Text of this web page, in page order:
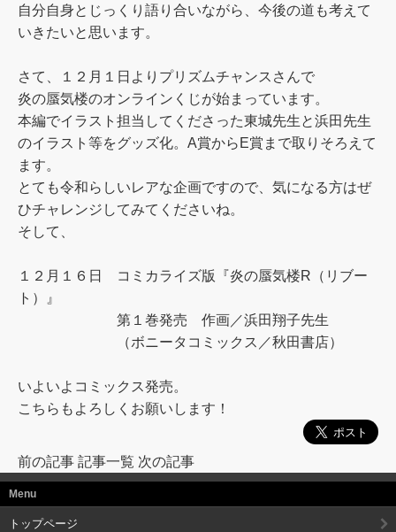
自分自身とじっくり語り合いながら、今後の道も考えて
いきたいと思います。
さて、１２月１日より プリズムチャンス さんで
炎の蜃気楼のオンラインくじが始まっています。
本編でイラスト担当してくださった東城先生と浜田先生
のイラスト等をグッズ化。A賞からE賞まで取りそろえて
ます。
とても令和らしいレアな企画ですので、気になる方はぜ
ひチャレンジしてみてくださいね。
そして、
１２月１６日 コミカライズ版『炎の蜃気楼R（リブー
ト）』
第１巻発売 作画／浜田翔子先生
（ボニータコミックス／秋田書店）
いよいよコミックス発売。
こちらもよろしくお願いします！
前の記事 記事一覧 次の記事
Menu
トップページ